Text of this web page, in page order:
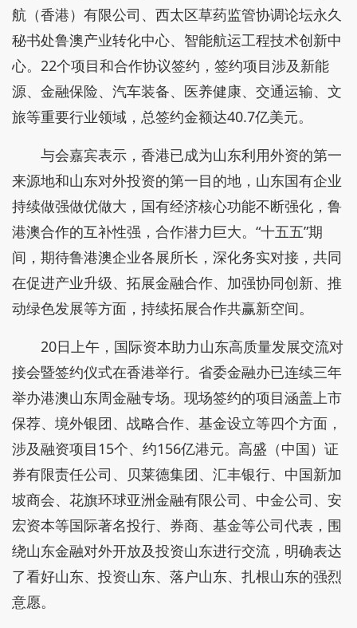
航（香港）有限公司、西太区草药监管协调论坛永久
秘书处鲁澳产业转化中心、智能航运工程技术创新中
心。22个项目和合作协议签约，签约项目涉及新能
源、金融保险、汽车装备、医养健康、交通运输、文
旅等重要行业领域，总签约金额达40.7亿美元。
与会嘉宾表示，香港已成为山东利用外资的第一
来源地和山东对外投资的第一目的地，山东国有企业
持续做强做优做大，国有经济核心功能不断强化，鲁
港澳合作的互补性强，合作潜力巨大。“十五五”期
间，期待鲁港澳企业各展所长，深化务实对接，共同
在促进产业升级、拓展金融合作、加强协同创新、推
动绿色发展等方面，持续拓展合作共赢新空间。
20日上午，国际资本助力山东高质量发展交流对
接会暨签约仪式在香港举行。省委金融办已连续三年
举办港澳山东周金融专场。现场签约的项目涵盖上市
保荐、境外银团、战略合作、基金设立等四个方面，
涉及融资项目15个、约156亿港元。高盛（中国）证
券有限责任公司、贝莱德集团、汇丰银行、中国新加
坡商会、花旗环球亚洲金融有限公司、中金公司、安
宏资本等国际著名投行、券商、基金等公司代表，围
绕山东金融对外开放及投资山东进行交流，明确表达
了看好山东、投资山东、落户山东、扎根山东的强烈
意愿。